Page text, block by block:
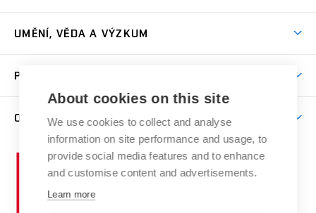
Přijímačky
Dny otevřených dveří
Přípravné kurzy
Studium bez bariér
Katedra teorií a dějin umění
Kabinety a dílny
Kontakt
E-přihláška
Časový plán studia
Studijní předpisy a formuláře
Studium a stáže v zahraničí
Rezidenční pobyty
Odborná praxe
Stipendia
UMĚNÍ, VĚDA A VÝZKUM
Publikační činnost
Projekty
Výstavy
PRO VEŘEJNOST
Letní školy a semestrální kurzy
Nakladatelská a vydavatelská činnost
Research Catalogue
O FAKULTĚ
Aktuality
Informační tabule
Organizační struktura
Vysoké
učení
About cookies on this site
We use cookies to collect and analyse
information on site performance and usage, to
provide social media features and to enhance
and customise content and advertisements.
Learn more